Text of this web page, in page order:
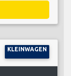
KLEINWAGEN